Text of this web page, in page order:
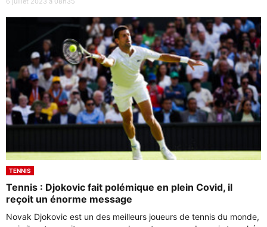
TENNIS
Tennis : Djokovic fait polémique en plein Covid, il
reçoit un énorme message
Novak Djokovic est un des meilleurs joueurs de tennis du monde,